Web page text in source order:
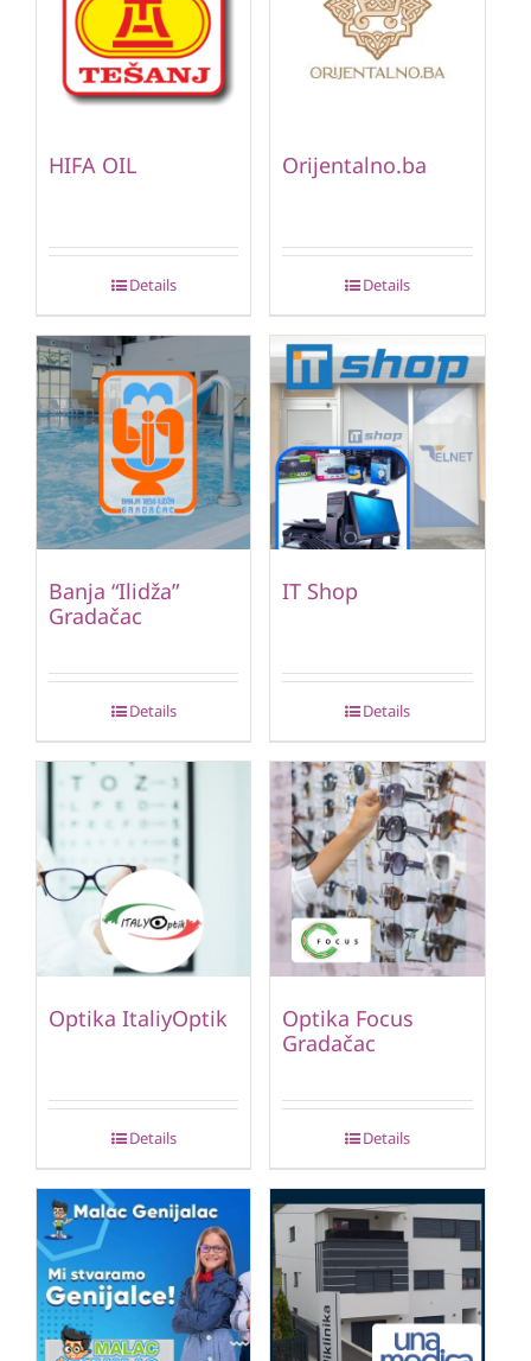
HIFA OIL
Details
Orijentalno.ba
Details
Banja “Ilidža”
Gradačac
Details
IT Shop
Details
Optika ItaliyOptik
Details
Optika Focus
Gradačac
Details